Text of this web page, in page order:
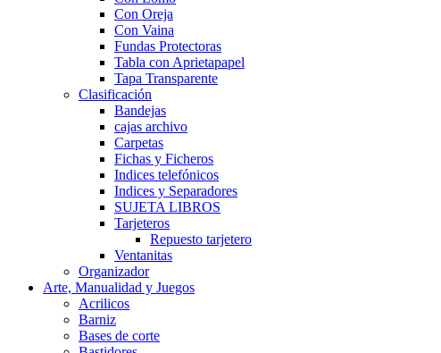
Con Oreja
Con Vaina
Fundas Protectoras
Tabla con Aprietapapel
Tapa Transparente
Clasificación
Bandejas
cajas archivo
Carpetas
Fichas y Ficheros
Indices telefónicos
Indices y Separadores
SUJETA LIBROS
Tarjeteros
Repuesto tarjetero
Ventanitas
Organizador
Arte, Manualidad y Juegos
Acrilicos
Barniz
Bases de corte